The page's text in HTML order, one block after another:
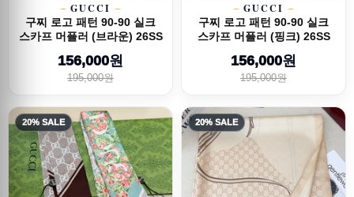
GUCCI
구찌 로고 패턴 90-90 실크
스카프 머플러 (브라운) 26SS
156,000원
195,000원
GUCCI
구찌 로고 패턴 90-90 실크
스카프 머플러 (핑크) 26SS
156,000원
195,000원
20% SALE 20% SALE